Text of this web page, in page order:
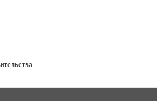
уникального передвижного